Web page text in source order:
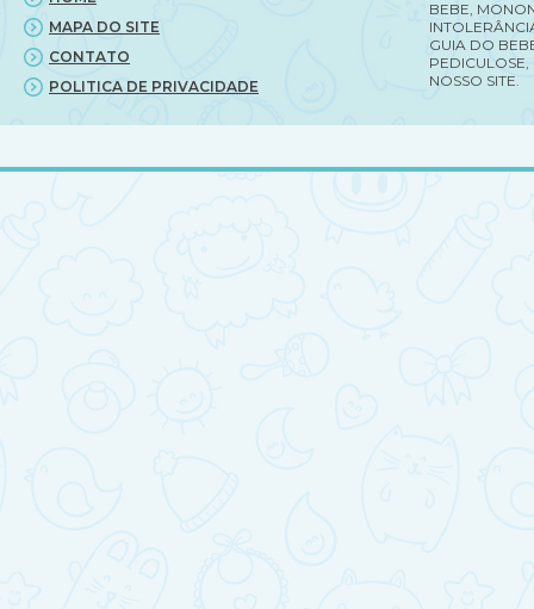
MAPA DO SITE
CONTATO
POLITICA DE PRIVACIDADE
BEBE,
GUIA DO
PEDICULOSE,
NOSSO SITE.